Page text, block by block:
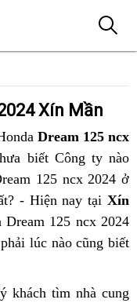
Xín Mần
Dream 125 ncx
biết Công ty nào
125 ncx 2024 ở
- Hiện nay tại Xín
125 ncx 2024
lúc nào cũng biết
khách tìm nhà cung